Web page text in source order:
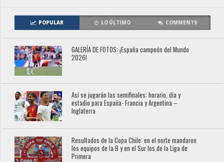
POPULAR LO ÚLTIMO COMMENTS
GALERÍA DE FOTOS: ¡España campeón del Mundo
2026!
Así se jugarán las semifinales: horario, día y
estadio para España- Francia y Argentina –
Inglaterra
Resultados de la Copa Chile: en el norte mandaron
los equipos de la B y en el Sur los de la Liga de
Primera